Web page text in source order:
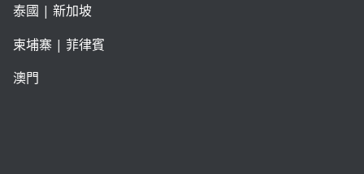
泰國 | 新加坡
柬埔寨 | 菲律賓
澳門